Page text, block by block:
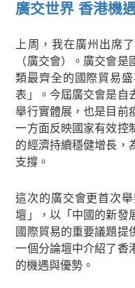
廣交世界 香港機
上周，我在廣州出席
（廣交會）。廣交會
類最齊全的國際貿易
表」。今屆廣交會是自
舉行實體展，也是目前
一方面反映國家有效控
的經濟持續穩健增長，
支撐。
這次的廣交會更首次
壇」，以「中國的新發
國際貿易的重要議題提
一個分論壇中介紹了香
的機遇與優勢。